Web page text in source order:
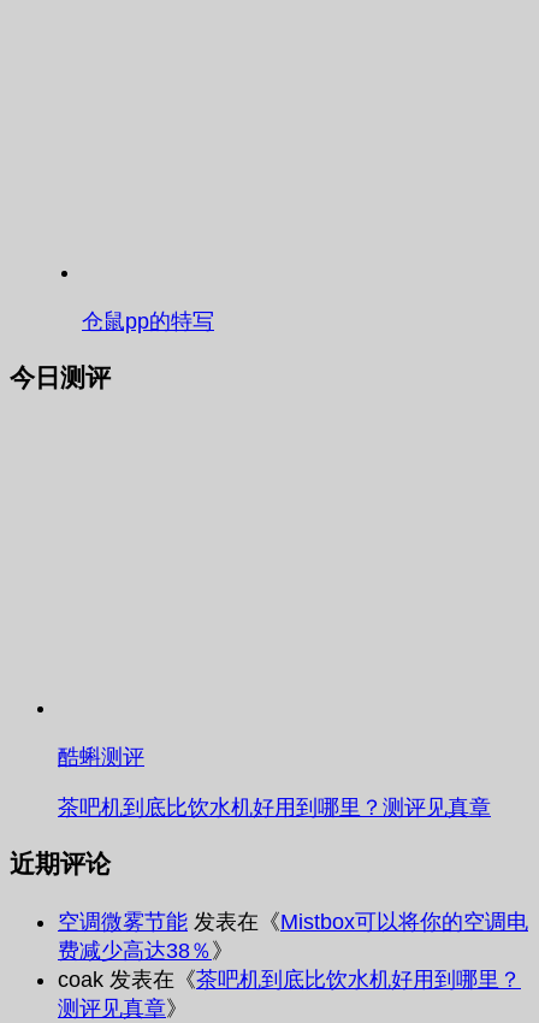
仓鼠pp的特写
今日测评
酷蝌测评
茶吧机到底比饮水机好用到哪里？测评见真章
近期评论
空调微雾节能 发表在《Mistbox可以将你的空调电
费减少高达38％》
coak 发表在《茶吧机到底比饮水机好用到哪里？
测评见真章》